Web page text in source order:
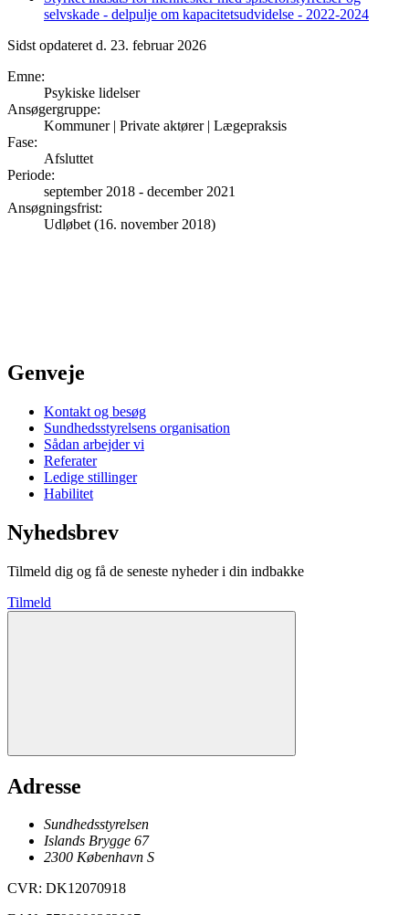
selvskade - delpulje om kapacitetsudvidelse - 2022-2024
Sidst opdateret d. 23. februar 2026
Emne:
Psykiske lidelser
Ansøgergruppe:
Kommuner | Private aktører | Lægepraksis
Fase:
Afsluttet
Periode:
september 2018 - december 2021
Ansøgningsfrist:
Udløbet (16. november 2018)
Genveje
Kontakt og besøg
Sundhedsstyrelsens organisation
Sådan arbejder vi
Referater
Ledige stillinger
Habilitet
Nyhedsbrev
Tilmeld dig og få de seneste nyheder i din indbakke
Tilmeld
Adresse
Sundhedsstyrelsen
Islands Brygge 67
2300 København S
CVR: DK12070918